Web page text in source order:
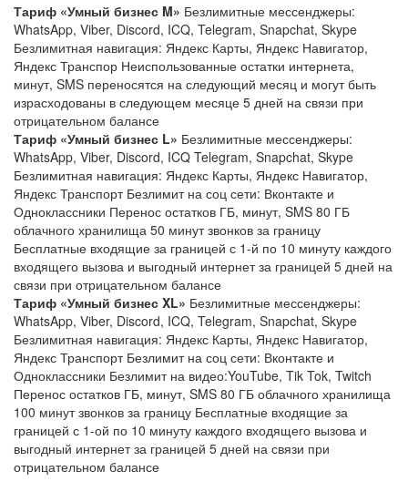
Тариф «Умный бизнес M» Безлимитные мессенджеры:
WhatsApp, Viber, Discord, ICQ, Telegram, Snapchat, Skype
Безлимитная навигация: Яндекс Карты, Яндекс Навигатор,
Яндекс Транспор Неиспользованные остатки интернета,
минут, SMS переносятся на следующий месяц и могут быть
израсходованы в следующем месяце 5 дней на связи при
отрицательном балансе
Тариф «Умный бизнес L» Безлимитные мессенджеры:
WhatsApp, Viber, Discord, ICQ Telegram, Snapchat, Skype
Безлимитная навигация: Яндекс Карты, Яндекс Навигатор,
Яндекс Транспорт Безлимит на соц сети: Вконтакте и
Одноклассники Перенос остатков ГБ, минут, SMS 80 ГБ
облачного хранилища 50 минут звонков за границу
Бесплатные входящие за границей с 1-й по 10 минуту каждого
входящего вызова и выгодный интернет за границей 5 дней на
связи при отрицательном балансе
Тариф «Умный бизнес XL» Безлимитные мессенджеры:
WhatsApp, Viber, Discord, ICQ, Telegram, Snapchat, Skype
Безлимитная навигация: Яндекс Карты, Яндекс Навигатор,
Яндекс Транспорт Безлимит на соц сети: Вконтакте и
Одноклассники Безлимит на видео:YouTube, Tik Tok, Twitch
Перенос остатков ГБ, минут, SMS 80 ГБ облачного хранилища
100 минут звонков за границу Бесплатные входящие за
границей с 1-ой по 10 минуту каждого входящего вызова и
выгодный интернет за границей 5 дней на связи при
отрицательном балансе